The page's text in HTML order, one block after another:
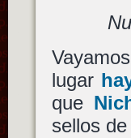
lugar
que
sellos de